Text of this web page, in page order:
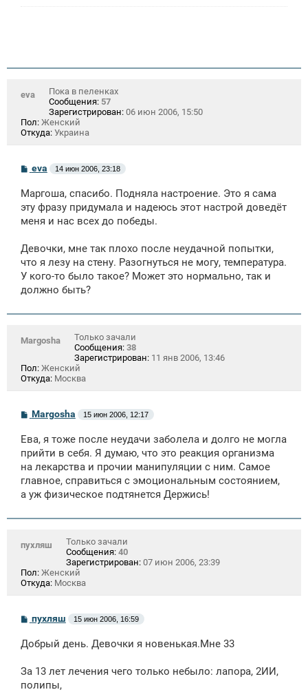
eva
Пока в пеленках
Сообщения: 57
Зарегистрирован: 06 июн 2006, 15:50
Пол: Женский
Откуда: Украина
С
о
б
щ
е
н
eva 14 июн 2006, 23:18
Маргоша, спасибо. Подняла настроение. Это я сама
эту фразу придумала и надеюсь этот настрой доведёт
меня и нас всех до победы.
Девочки, мне так плохо после неудачной попытки,
что я лезу на стену. Разогнуться не могу, температура.
У кого-то было такое? Может это нормально, так и
должно быть?
Margosha
Только зачали
Сообщения: 38
Зарегистрирован: 11 янв 2006, 13:46
Пол: Женский
Откуда: Москва
С
о
б
щ
е
н
и
Margosha 15 июн 2006, 12:17
Ева, я тоже после неудачи заболела и долго не могла
прийти в себя. Я думаю, что это реакция организма
на лекарства и прочии манипуляции с ним. Самое
главное, справиться с эмоциональным состоянием,
а уж физическое подтянется Держись!
пухляш
Только зачали
Сообщения: 40
Зарегистрирован: 07 июн 2006, 23:39
Пол: Женский
Откуда: Москва
С
о
б
н
и
пухляш 15 июн 2006, 16:59
Добрый день. Девочки я новенькая.Мне 33
За 13 лет лечения чего только небыло: лапора, 2ИИ,
полипы,